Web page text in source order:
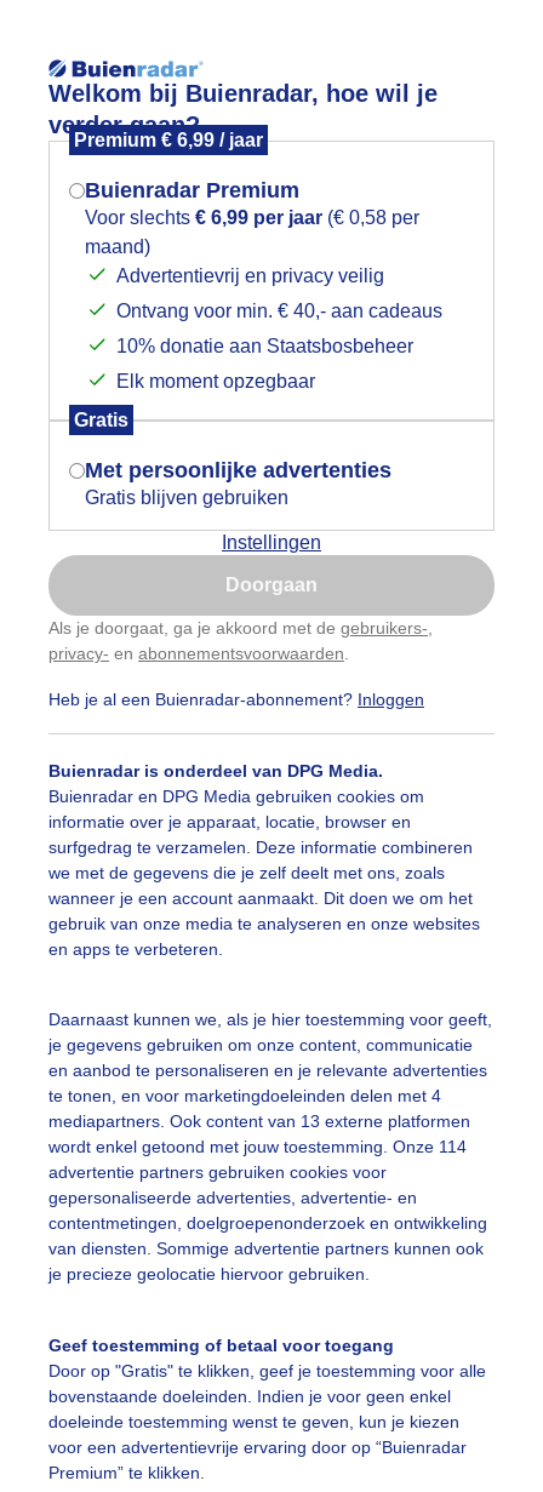
Welkom bij Buienradar, hoe wil je
verder gaan?
Premium € 6,99 / jaar
Buienradar Premium
Voor slechts € 6,99 per jaar (€ 0,58 per
maand)
Advertentievrij en privacy veilig
Ontvang voor min. € 40,- aan cadeaus
10% donatie aan Staatsbosbeheer
Elk moment opzegbaar
Gratis
Met persoonlijke advertenties
Gratis blijven gebruiken
Instellingen
Doorgaan
Als je doorgaat, ga je akkoord met de gebruikers-
privacy- en abonnementsvoorwaarden
Heb je al een Buienradar-abonnement? Inloggen
Buienradar is onderdeel van DPG Media.
Buienradar en DPG Media gebruiken cookies om
informatie over je apparaat, locatie, browser en
surfgedrag te verzamelen. Deze informatie combineren
we met de gegevens die je zelf deelt met ons, zoals
wanneer je een account aanmaakt. Dit doen we om het
gebruik van onze media te analyseren en onze websites
en apps te verbeteren.
Daarnaast kunnen we, als je hier toestemming voor geeft,
je gegevens gebruiken om onze content, communicatie
en aanbod te personaliseren en je relevante advertenties
te tonen, en voor marketingdoeleinden delen met 4
mediapartners. Ook content van 13 externe platformen
wordt enkel getoond met jouw toestemming. Onze 114
advertentie partners gebruiken cookies voor
gepersonaliseerde advertenties, advertentie- en
contentmetingen, doelgroepenonderzoek en ontwikkeling
van diensten. Sommige advertentie partners kunnen ook
je precieze geolocatie hiervoor gebruiken.
Geef toestemming of betaal voor toegang
Door op "Gratis" te klikken, geef je toestemming voor alle
bovenstaande doeleinden. Indien je voor geen enkel
doeleinde toestemming wenst te geven, kun je kiezen
voor een advertentievrije ervaring door op “Buienradar
Premium” te klikken.
Foto en video Weerzine
Zaterdag 22:00
Zondag Maandag Dinsdag
zoals zuurstof. Een ander deel is schadelijk voor de
anderefijn stof(PM10 en PM2,5),stikstofdioxiden(NO ) en
door bijvoorbeeld industrieën en het verkeer. De invloed
op de gezondheid wordt weergegeven in de
slechte luchtkwaliteit (waarde 6 of hoger) is het advies om
passen om gezondheidseffecten te voorkomen. Bij een goede
Mogen we je locatie gebruiken voor
het weer?
Indien je hier nog geen akkoord op hebt
gegeven, verschijnt er zo een pop-up uit
je browser waarin deze toestemming
gevraagd wordt.
Is goed, toon de popup
Nu niet, misschien later
Gebruik je Safari en wil je niet elke dag deze pop-up
Klikhierom dit aan te passen